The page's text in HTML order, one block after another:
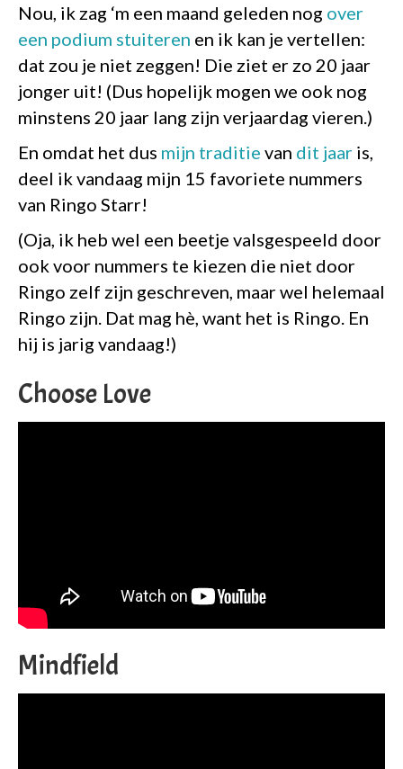
Nou, ik zag ‘m een maand geleden nog over
een podium stuiteren en ik kan je vertellen:
dat zou je niet zeggen! Die ziet er zo 20 jaar
jonger uit! (Dus hopelijk mogen we ook nog
minstens 20 jaar lang zijn verjaardag vieren.)
En omdat het dus mijn traditie van dit jaar is,
deel ik vandaag mijn 15 favoriete nummers
van Ringo Starr!
(Oja, ik heb wel een beetje valsgespeeld door
ook voor nummers te kiezen die niet door
Ringo zelf zijn geschreven, maar wel helemaal
Ringo zijn. Dat mag hè, want het is Ringo. En
hij is jarig vandaag!)
Choose Love
Mindfield